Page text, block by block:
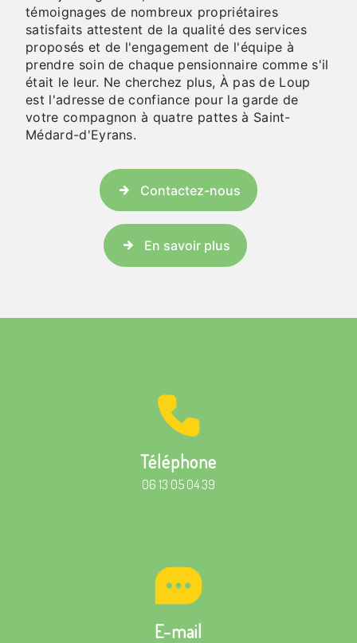
témoignages de nombreux propriétaires
satisfaits attestent de la qualité des services
proposés et de l'engagement de l'équipe à
prendre soin de chaque pensionnaire comme s'il
était le leur. Ne cherchez plus, À pas de Loup
est l'adresse de confiance pour la garde de
votre compagnon à quatre pattes à Saint-
Médard-d'Eyrans.
En savoir plus
Contactez-nous
Téléphone
06 13 05 04 39
E-mail